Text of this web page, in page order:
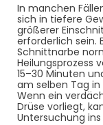
In manchen
sich in tiefere
größerer
erforderlich sein.
Schnittnarbe
Heilungsprozess
15–30 Minuten
am selben Tag in
Wenn ein
Drüse vorliegt,
Untersuchung